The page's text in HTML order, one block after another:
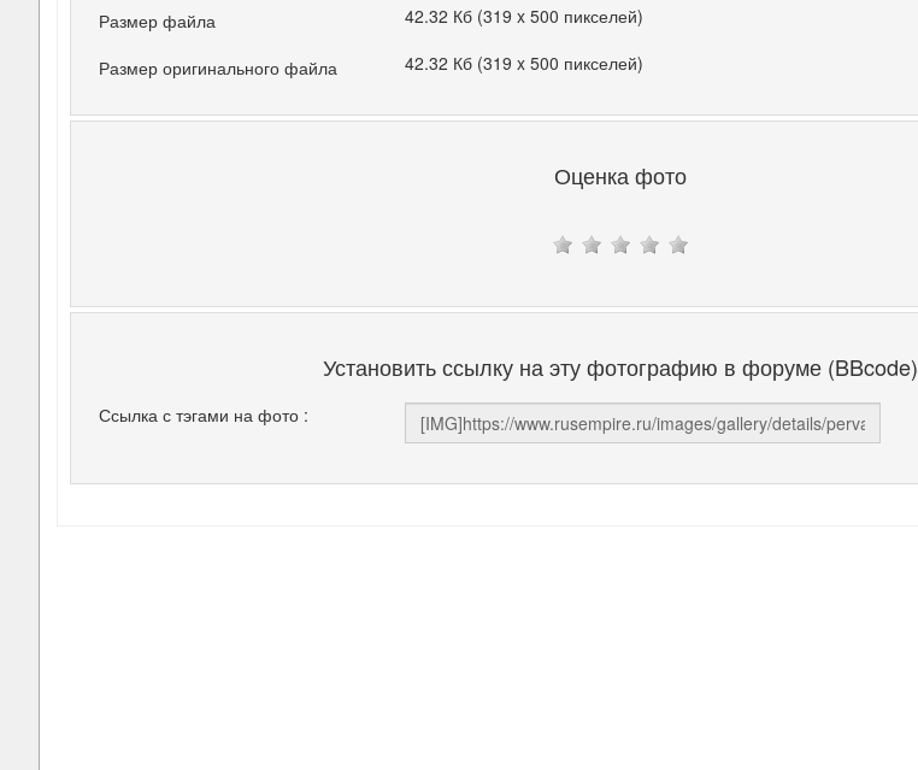
Размер файла
42.32 Кб (319 x 500 пикселей)
Размер оригинального файла 42.32 Кб (319 x 500 пикселей)
Оценка фото
Установить ссылку на эту фотографию в форуме (BBcode)
Ссылка с тэгами на фото :